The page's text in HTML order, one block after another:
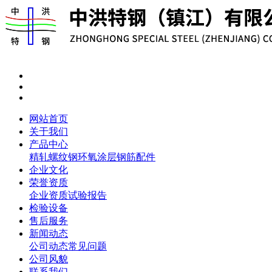
网站首页
关于我们
产品中心
精轧螺纹钢环氧涂层钢筋配件
企业文化
荣誉资质
企业资质试验报告
检验设备
售后服务
新闻动态
公司动态常见问题
公司风貌